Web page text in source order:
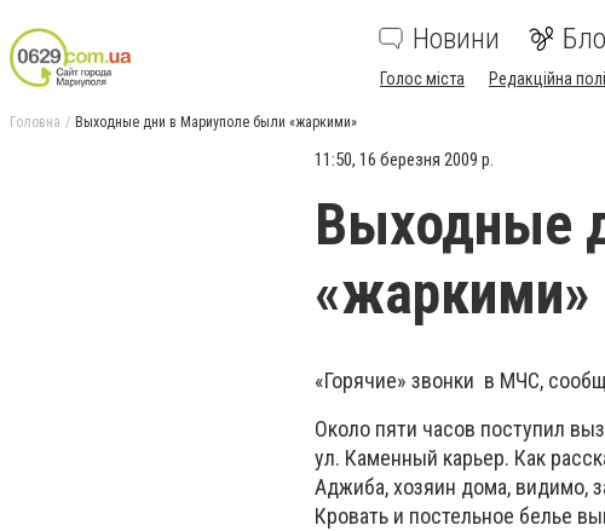
Новини
Голос міста Редакційна
Головна Выходные дни в Мариуполе были «жаркими»
11:50, 16 березня 2009 р.
Выходные
«жаркими»
«Горячие» звонки в МЧС,
Около пяти часов поступил
ул. Каменный карьер. Как
Аджиба, хозяин дома, видимо,
Кровать и постельное белье